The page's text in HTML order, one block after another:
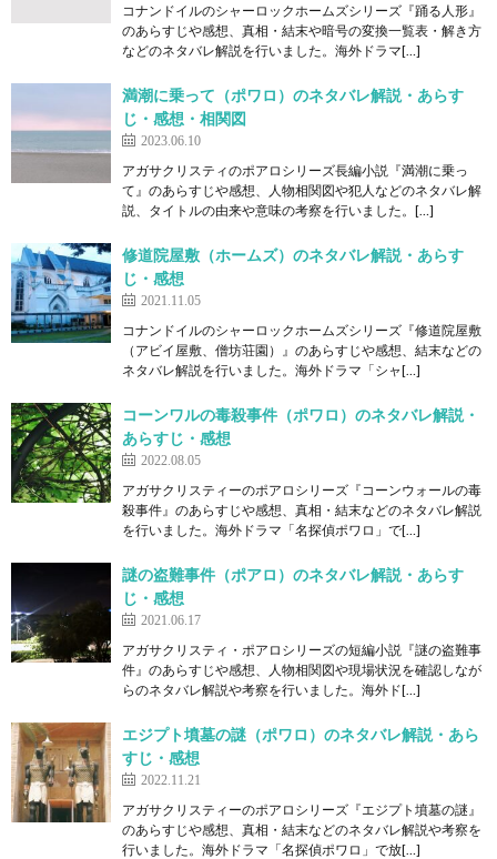
コナンドイルのシャーロックホームズシリーズ『踊る人形』
のあらすじや感想、真相・結末や暗号の変換一覧表・解き方
などのネタバレ解説を行いました。海外ドラマ[…]
満潮に乗って（ポワロ）のネタバレ解説・あらす
じ・感想・相関図
2023.06.10
アガサクリスティのポアロシリーズ長編小説『満潮に乗っ
て』のあらすじや感想、人物相関図や犯人などのネタバレ解
説、タイトルの由来や意味の考察を行いました。[…]
修道院屋敷（ホームズ）のネタバレ解説・あらす
じ・感想
2021.11.05
コナンドイルのシャーロックホームズシリーズ『修道院屋敷
（アビイ屋敷、僧坊荘園）』のあらすじや感想、結末などの
ネタバレ解説を行いました。海外ドラマ「シャ[…]
コーンワルの毒殺事件（ポワロ）のネタバレ解説・
あらすじ・感想
2022.08.05
アガサクリスティーのポアロシリーズ『コーンウォールの毒
殺事件』のあらすじや感想、真相・結末などのネタバレ解説
を行いました。海外ドラマ「名探偵ポワロ」で[…]
謎の盗難事件（ポアロ）のネタバレ解説・あらす
じ・感想
2021.06.17
アガサクリスティ・ポアロシリーズの短編小説『謎の盗難事
件』のあらすじや感想、人物相関図や現場状況を確認しなが
らのネタバレ解説や考察を行いました。海外ド[…]
エジプト墳墓の謎（ポワロ）のネタバレ解説・あら
すじ・感想
2022.11.21
アガサクリスティーのポアロシリーズ『エジプト墳墓の謎』
のあらすじや感想、真相・結末などのネタバレ解説や考察を
行いました。海外ドラマ「名探偵ポワロ」で放[…]